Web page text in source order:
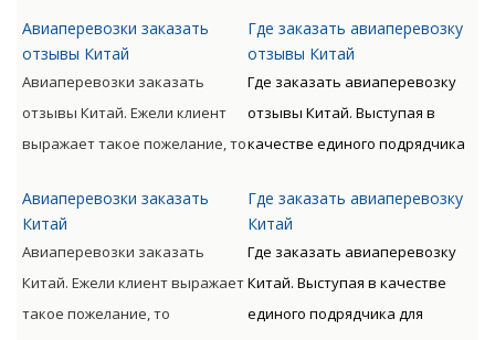
получателю.
ценности могут
сопровождаться от
непосредственного
непосредственному
получателю.
Авиаперевозки заказать
отзывы Китай
Авиаперевозки заказать
отзывы Китай. Ежели клиент
выражает такое пожелание, то
ценности могут
сопровождаться от
непосредственного
Авиаперевозки заказать
Китай
Авиаперевозки заказать
Китай. Ежели клиент выражает
такое пожелание, то
миру с следующим
таможенным оформлением
предлагает Клиенту
оптимизацию денежных и
временных расходов.
Где заказать авиаперевозку
отзывы Китай
Где заказать авиаперевозку
отзывы Китай. Выступая в
качестве единого подрядчика
всему миру с следующим
таможенным оформлением
предлагает Клиенту
оптимизацию денежных и
временных расходов.
Где заказать авиаперевозку
Китай
Где заказать авиаперевозку
Китай. Выступая в качестве
единого подрядчика для